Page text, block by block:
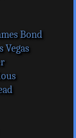
Bond
Vegas